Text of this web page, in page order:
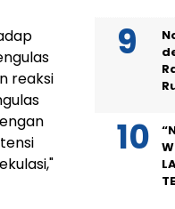
reaksi